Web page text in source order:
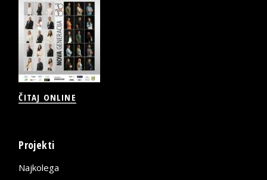
ČITAJ ONLINE
Projekti
Najkolega